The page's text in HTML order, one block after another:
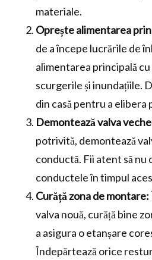
materiale.
Oprește alimentarea
de a începe lucrările de
alimentarea principală
scurgerile și inundațiile.
din casă pentru a elibera
Demontează valva
potrivită, demontează
conductă. Fii atent să nu
conductele în timpul
Curăță zona de montare:
valva nouă, curăță bine
a asigura o etanșare
Îndepărtează orice